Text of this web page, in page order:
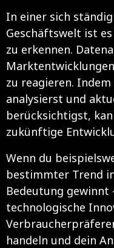
In einer sich
Geschäftswelt ist
zu erkennen.
zu reagieren.
analysierst und
berücksichtigst,
zukünftige
Wenn du
bestimmter Trend
Bedeutung gewinnt
technologische
handeln und dein